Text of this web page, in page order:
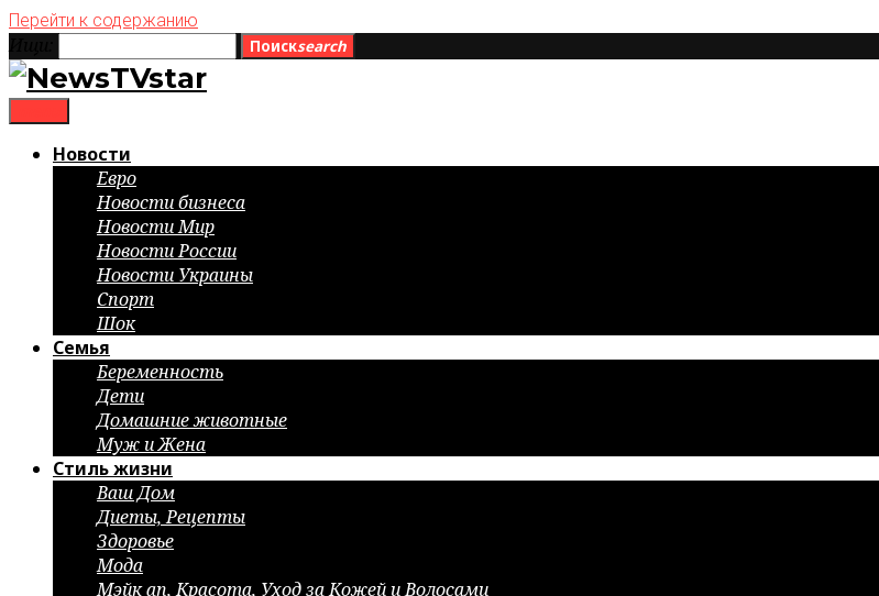
Перейти к содержанию
Поискsearch
Новости
Евро
Новости бизнеса
Новости Мир
Новости России
Новости Украины
Спорт
Шок
Семья
Беременность
Дети
Домашние животные
Муж и Жена
Стиль жизни
Ваш Дом
Диеты, Рецепты
Здоровье
Мода
Мэйк ап, Красота, Уход за Кожей и Волосами